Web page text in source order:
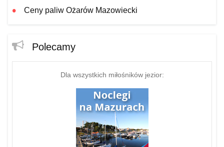
Ceny paliw Ożarów Mazowiecki
Polecamy
Dla wszystkich miłośników jezior: